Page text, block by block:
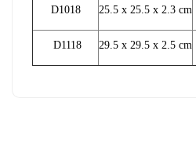
D1018 25.5 x 25.5 x 2.3 cm
D1118 29.5 x 29.5 x 2.5 cm